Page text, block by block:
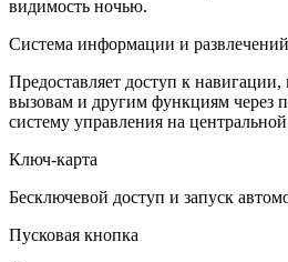
видимость ночью.
Система информации и
Предоставляет доступ к
вызовам и другим функциям через
систему управления на
Ключ-карта
Бесключевой доступ и запуск
Пусковая кнопка